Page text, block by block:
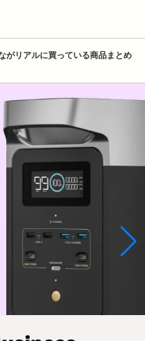
がリアルに買っている商品まとめ